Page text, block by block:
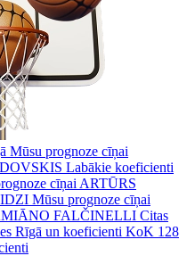
Mūsu prognoze cīņai
Labākie koeficienti
cīņai ARTŪRS
Mūsu prognoze cīņai
FALČINELLI Citas
Rīgā un koeficienti KoK 128